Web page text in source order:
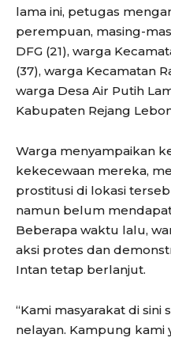
lama ini, petugas
perempuan, masing-
DFG (21), warga
(37), warga Kecamatan
warga Desa Air Putih
Kabupaten Rejang
Warga menyampaikan
kekecewaan mereka,
prostitusi di lokasi
namun belum
Beberapa waktu lalu,
aksi protes dan
Intan tetap berlanjut.
“Kami masyarakat di
nelayan. Kampung